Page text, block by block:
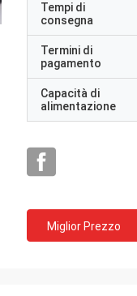
Tempi di
consegna
Termini di
pagamento
Capacità di
alimentazione
Miglior Prezzo